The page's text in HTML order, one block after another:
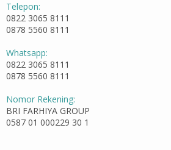
Telepon:
0822 3065 8111
0878 5560 8111
Whatsapp:
0822 3065 8111
0878 5560 8111
Nomor Rekening:
BRI FARHIYA GROUP
0587 01 000229 30 1